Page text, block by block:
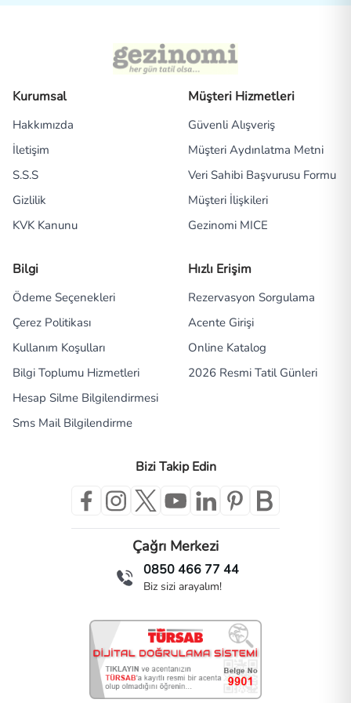
Kurumsal
Hakkımızda
İletişim
S.S.S
Gizlilik
KVK Kanunu
Müşteri Hizmetleri
Güvenli Alışveriş
Müşteri Aydınlatma Metni
Veri Sahibi Başvurusu Formu
Müşteri İlişkileri
Gezinomi MICE
Bilgi
Ödeme Seçenekleri
Çerez Politikası
Kullanım Koşulları
Bilgi Toplumu Hizmetleri
Hesap Silme Bilgilendirmesi
Sms Mail Bilgilendirme
Hızlı Erişim
Rezervasyon Sorgulama
Acente Girişi
Online Katalog
2026 Resmi Tatil Günleri
Bizi Takip Edin
Çağrı Merkezi
0850 466 77 44
Biz sizi arayalım!